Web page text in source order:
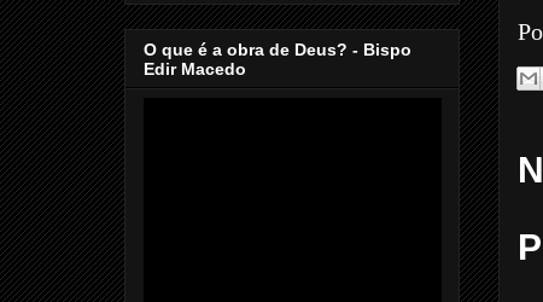
O que é a obra de Deus? - Bispo
Edir Macedo